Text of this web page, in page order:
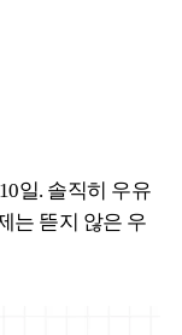
일. 솔직히 우유
는 뜯지 않은 우